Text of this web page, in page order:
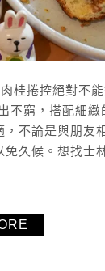
桂捲控絕對不
窮，搭配細緻
不論是與朋友
久候。想找士